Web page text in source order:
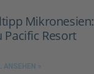
Mikronesien:
Pacific Resort
ANSEHEN »